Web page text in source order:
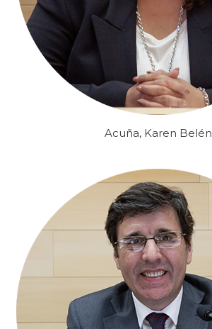
Acuña, Karen Belén